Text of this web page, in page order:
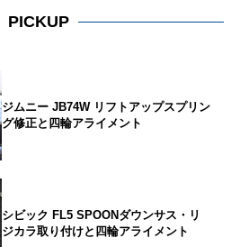
PICKUP
ジムニー JB74W リフトアップスプリン
グ修正と四輪アライメント
シビック FL5 SPOONダウンサス・リ
ジカラ取り付けと四輪アライメント